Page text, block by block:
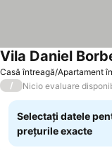
Casă întreagă/Apartament
Vila Daniel
/ Nicio evaluare
Selectați datele
prețurile exacte